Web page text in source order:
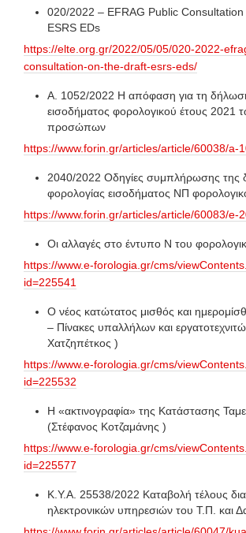
020/2022 – EFRAG Public
ESRS EDs
https://elte.org.gr/2022/05/05/020-2022-
consultation-on-the-draft-esrs-eds/
Α. 1052/2022 Η απόφαση για τη
εισοδήματος φορολογικού έτους 2021
προσώπων
https://www.forin.gr/articles/article/60038/a-
2040/2022 Οδηγίες συμπλήρωσης της
φορολογίας εισοδήματος ΝΠ
https://www.forin.gr/articles/article/60083/e-
Οι αλλαγές στο έντυπο Ν του
https://www.e-forologia.gr/cms/
id=225541
Ο νέος κατώτατος μισθός και
– Πίνακες υπαλλήλων και
Χατζηπέτκος )
https://www.e-forologia.gr/cms/
id=225532
Η «ακτινογραφία» της Κατάστασης
(Στέφανος Κοτζαμάνης )
https://www.e-forologia.gr/cms/
id=225577
Κ.Υ.Α. 25538/2022 Καταβολή τέλους
ηλεκτρονικών υπηρεσιών του Τ.Π. και